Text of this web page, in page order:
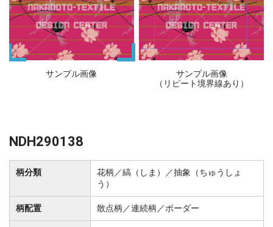
サンプル画像
サンプル画像
（リピート境界線あり）
NDH290138
柄分類
花柄／縞（しま）／抽象（ちゅうしょ
う）
柄配置 散点柄／連続柄／ボーダー